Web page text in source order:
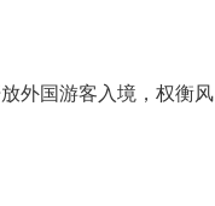
外国游客入境，权衡风